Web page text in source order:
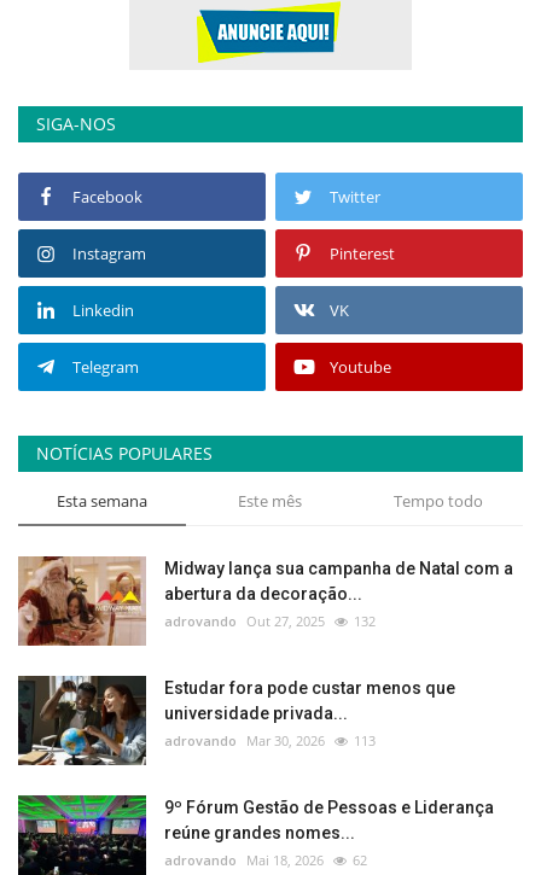
SIGA-NOS
Facebook Twitter
Instagram Pinterest
Linkedin VK
Telegram Youtube
NOTÍCIAS POPULARES
Esta semana Este mês Tempo todo
Midway lança sua campanha de Natal com a
abertura da decoração...
adrovando Out 27, 2025 132
Estudar fora pode custar menos que
universidade privada...
adrovando Mar 30, 2026 113
9º Fórum Gestão de Pessoas e Liderança
reúne grandes nomes...
adrovando Mai 18, 2026 62